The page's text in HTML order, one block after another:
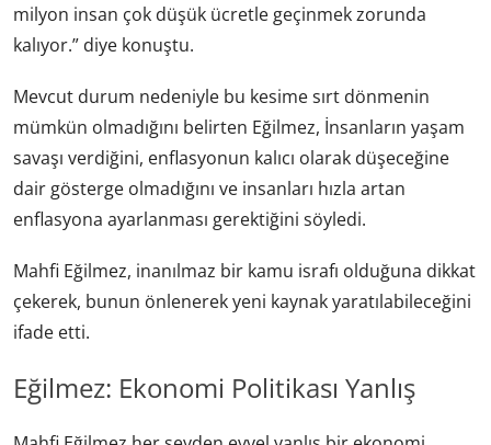
milyon insan çok düşük ücretle geçinmek zorunda
kalıyor.” diye konuştu.
Mevcut durum nedeniyle bu kesime sırt dönmenin
mümkün olmadığını belirten Eğilmez, İnsanların yaşam
savaşı verdiğini, enflasyonun kalıcı olarak düşeceğine
dair gösterge olmadığını ve insanları hızla artan
enflasyona ayarlanması gerektiğini söyledi.
Mahfi Eğilmez, inanılmaz bir kamu israfı olduğuna dikkat
çekerek, bunun önlenerek yeni kaynak yaratılabileceğini
ifade etti.
Eğilmez: Ekonomi Politikası Yanlış